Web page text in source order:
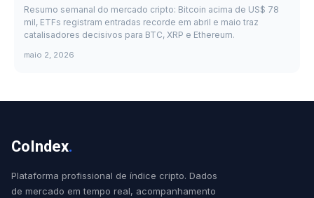
Resumo semanal do mercado cripto: Bitcoin acima de US$ 78
mil, ETFs registram entradas recorde em abril e maio traz
catalisadores decisivos para BTC, XRP e Ethereum.
maio 2, 2026
CoIndex.
Plataforma profissional de índice cripto. Dados
de mercado em tempo real, acompanhamento